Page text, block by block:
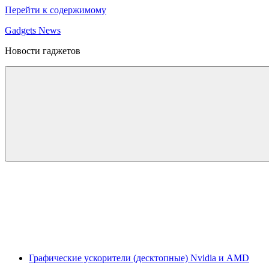
Перейти к содержимому
Gadgets News
Новости гаджетов
Графические ускорители (десктопные) Nvidia и AMD